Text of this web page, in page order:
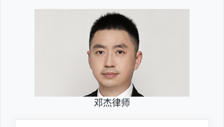
邓杰律师